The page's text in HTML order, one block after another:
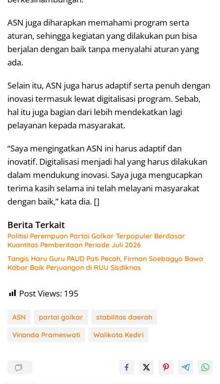
ASN juga diharapkan memahami program serta
aturan, sehingga kegiatan yang dilakukan pun bisa
berjalan dengan baik tanpa menyalahi aturan yang
ada.
Selain itu, ASN juga harus adaptif serta penuh dengan
inovasi termasuk lewat digitalisasi program. Sebab,
hal itu juga bagian dari lebih mendekatkan lagi
pelayanan kepada masyarakat.
“Saya mengingatkan ASN ini harus adaptif dan
inovatif. Digitalisasi menjadi hal yang harus dilakukan
dalam mendukung inovasi. Saya juga mengucapkan
terima kasih selama ini telah melayani masyarakat
dengan baik,” kata dia. []
Berita Terkait
Politisi Perempuan Partai Golkar Terpopuler Berdasar
Kuantitas Pemberitaan Periode Juli 2026
Tangis Haru Guru PAUD Pati Pecah, Firman Soebagyo Bawa
Kabar Baik Perjuangan di RUU Sisdiknas
Post Views: 195
ASN partai golkar
stabilitas daerah
Vinanda Prameswati
Walikota Kediri